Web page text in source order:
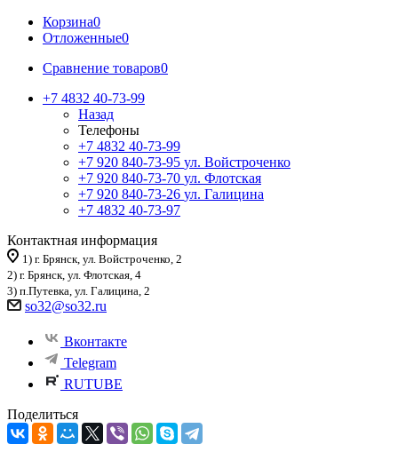
Корзина0
Отложенные0
Сравнение товаров0
+7 4832 40-73-99
Назад
Телефоны
+7 4832 40-73-99
+7 920 840-73-95 ул. Войстроченко
+7 920 840-73-70 ул. Флотская
+7 920 840-73-26 ул. Галицина
+7 4832 40-73-97
Контактная информация
1) г. Брянск, ул. Войстроченко, 2
2) г. Брянск, ул. Флотская, 4
3) п.Путевка, ул. Галицина, 2
so32@so32.ru
Вконтакте
Telegram
RUTUBE
Поделиться